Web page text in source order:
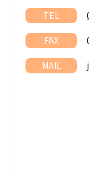
TEL
FAX
MAIL